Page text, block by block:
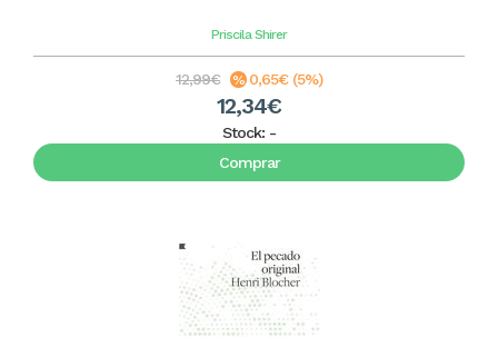
Priscila Shirer
12,99€ 0,65€ (5%)
12,34€
Stock: -
Comprar